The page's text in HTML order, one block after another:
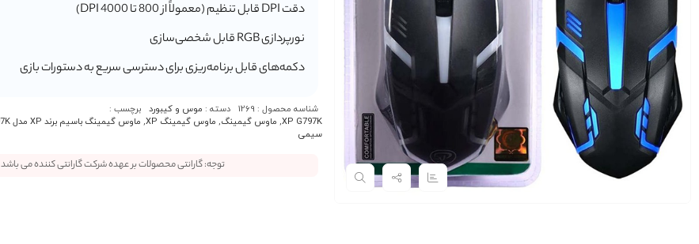
دقت DPI قابل تنظیم (معمولاً از 800 تا 4000 DPI)
نورپردازی RGB قابل شخصی‌سازی
دکمه‌های قابل برنامه‌ریزی برای دسترسی سریع به دستورات بازی
شناسه محصول : 1269 دسته : موس و کیبورد
برچسب :
XP G797K
, ماوس گیمینگ, ماوس گیمینگ XP , ماوس گیمینگ باسیم برند XP مدل G797K
سیمی
توجه: گارانتی محصولات بر عهده شرکت گارانتی کننده می باشد